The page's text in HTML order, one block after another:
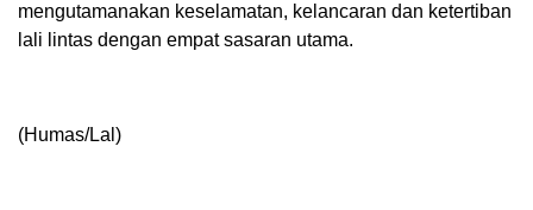
mengutamanakan keselamatan, kelancaran dan ketertiban
lali lintas dengan empat sasaran utama.
(Humas/Lal)